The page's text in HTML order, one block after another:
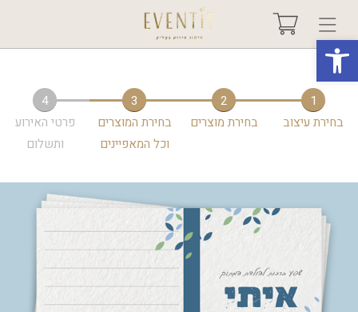
פתח סרגל נגישות
בחר אירוע +
שאלות ותשובות
גלריות
1
בחירת עיצוב
2
בחירת מוצרים
3
בחירת המוצרים
וכל המאפיינים
4
פרטי האירוע
ותשלום